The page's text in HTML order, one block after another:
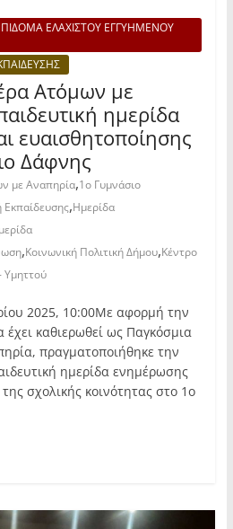
ΕΛΑΧΙΣΤΟΥ ΕΓΓΥΗΜΕΝΟΥ
Ατόμων με
ημερίδα
ευαισθητοποίησης
Δάφνης
με Αναπηρία,1ο Γυμνάσιο
Εκπαίδευσης,Ημερίδα
,Κοινωνική Πολιτική Δήμου,Κέντρο
Υμηττού
2025, 10:00Με αφορμή την
έχει καθιερωθεί ως Παγκόσμια
πραγματοποιήθηκε την
ημερίδα ενημέρωσης
σχολικής κοινότητας στο 1ο